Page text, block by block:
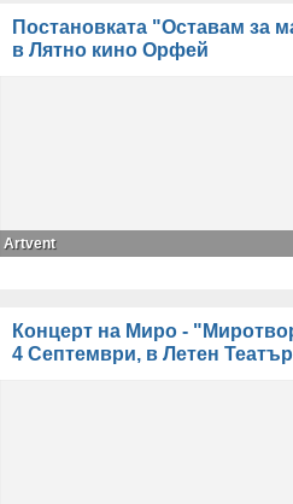
Постановката "Оставам за
в Лятно кино Орфей
Аrtvent
Концерт на Миро -
4 Септември, в Летен